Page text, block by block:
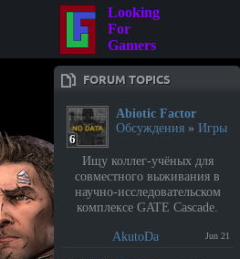
Looking
For
Gamers
FORUM TOPICS
6
Abiotic Factor
Обсуждения » Игры
Ищу коллег-учёных для
совместного выживания в
научно-исследовательском
комплексе GATE Cascade.
AkutoDa Jun 21